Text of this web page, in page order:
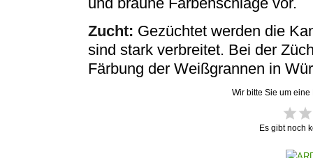
Zucht: Gezüchtet werden die
sind stark verbreitet. Bei der
Färbung der Weißgrannen in
Wir bitte Sie um
Es gibt noch